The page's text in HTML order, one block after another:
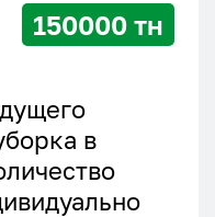
150000 тн
в